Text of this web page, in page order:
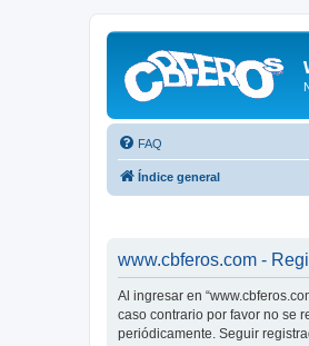
FAQ
Índice general
www.cbferos.com -
Al ingresar en
caso contrario por favor no se
periódicamente. Seguir